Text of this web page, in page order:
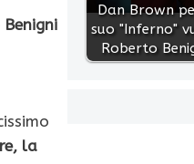
la
Dan Brown
suo "Inferno"
Roberto